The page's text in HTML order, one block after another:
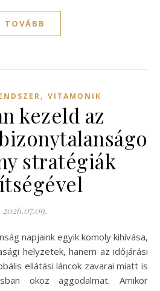
TOVÁBB
, VITAMONIK
kezeld az
stratégiák
2026.07.09.
helyzetek, hanem az időjárási
ellátási láncok zavarai miatt is
okoz aggodalmat. Amikor